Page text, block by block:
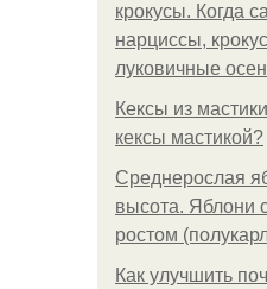
крокусы. Когда
нарциссы,
луковичные
Кексы из
кексы мастикой?
Среднерослая
высота. Яблони
ростом
Как улучшить